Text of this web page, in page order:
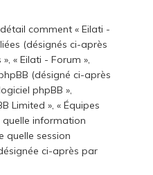
comment « Eilati -
(désignés ci-après
« Eilati - Forum »,
(désigné ci-après
phpBB »,
Limited », « Équipes
quelle information
quelle session
ci-après par